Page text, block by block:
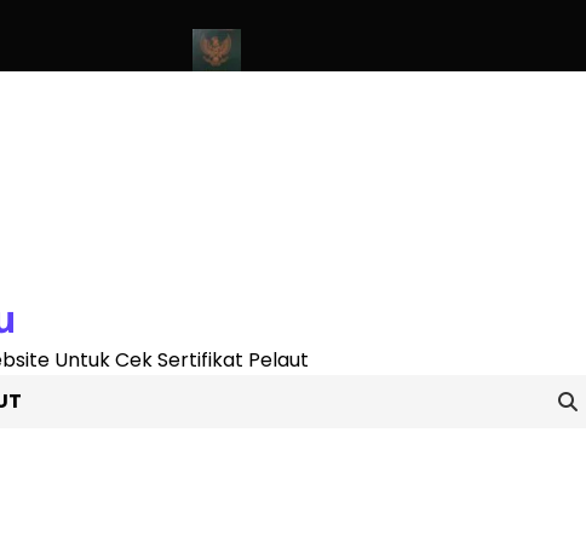
Untuk Cek Sertifikat Pelaut